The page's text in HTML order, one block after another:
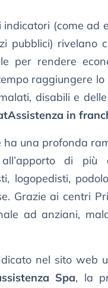
(come ad
pubblici) rivelano
per rendere
raggiungere
disabili e
in
una profonda
di più
logopedisti,
Grazie ai centri
ad anziani,
nel sito web
Spa, la